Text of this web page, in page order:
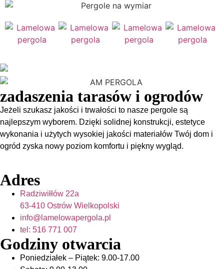
zadaszenia tarasów i ogrodów
Jeżeli szukasz jakości i trwałości to nasze pergole są
najlepszym wyborem. Dzięki solidnej konstrukcji, estetyce
wykonania i użytych wysokiej jakości materiałów Twój dom i
ogród zyska nowy poziom komfortu i piękny wygląd.
Adres
Radziwiłłów 22a
63-410 Ostrów Wielkopolski
info@lamelowapergola.pl
tel: 516 771 007
Godziny otwarcia
Poniedziałek – Piątek: 9.00-17.00